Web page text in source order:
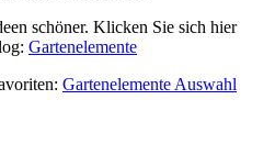
schöner. Klicken Sie sich hier
Gartenelemente
Gartenelemente Auswahl